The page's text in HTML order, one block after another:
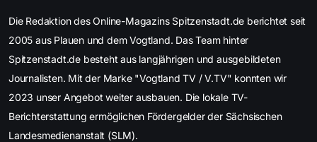
Die Redaktion des Online-Magazins Spitzenstadt.de berichtet seit
2005 aus Plauen und dem Vogtland. Das Team hinter
Spitzenstadt.de besteht aus langjährigen und ausgebildeten
Journalisten. Mit der Marke "Vogtland TV / V.TV" konnten wir
2023 unser Angebot weiter ausbauen. Die lokale TV-
Berichterstattung ermöglichen Fördergelder der Sächsischen
Landesmedienanstalt (SLM).